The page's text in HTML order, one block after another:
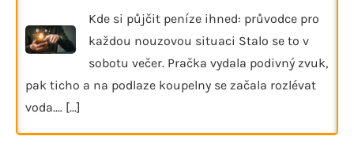
Kde si půjčit peníze ihned: průvodce pro
každou nouzovou situaci Stalo se to v
sobotu večer. Pračka vydala podivný zvuk,
pak ticho a na podlaze koupelny se začala rozlévat
voda.… [...]